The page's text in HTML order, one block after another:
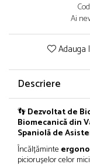
Ai
Adauga
Descriere
👣Dezvoltat de
Biomecanică din
Spaniolă de
Încălțăminte
piciorușelor celor